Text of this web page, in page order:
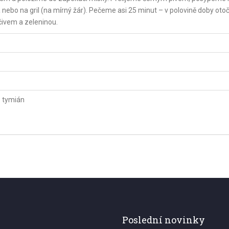
na gril (na mírný žár). Pečeme asi 25 minut – v polovině doby
a zeleninou.
tymián
Poslední novinky